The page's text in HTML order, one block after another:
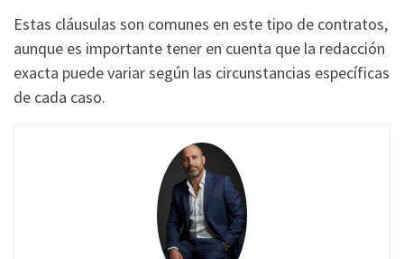
Estas cláusulas son comunes en este tipo de contratos,
aunque es importante tener en cuenta que la redacción
exacta puede variar según las circunstancias específicas
de cada caso.